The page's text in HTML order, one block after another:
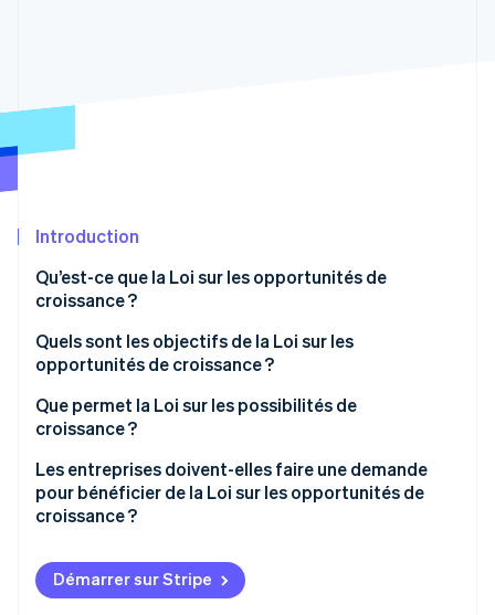
Atlas
Climate
Vérification de l'identité
Stripe Sessions 2026
Regarder la vidéo
Introduction
Qu’est-ce que la Loi sur les opportunités de
croissance ?
Quels sont les objectifs de la Loi sur les
opportunités de croissance ?
Que permet la Loi sur les possibilités de
croissance ?
Facturation électronique obligatoire
Options d’amortissement améliorées
bénéfice pour la comptabilité de caisse
Les entreprises doivent-elles faire une demande
pour bénéficier de la Loi sur les opportunités de
croissance ?
Démarrer sur Stripe